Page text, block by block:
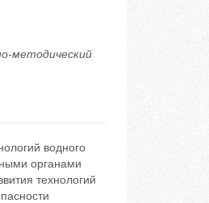
методический
водного
органами
технологий